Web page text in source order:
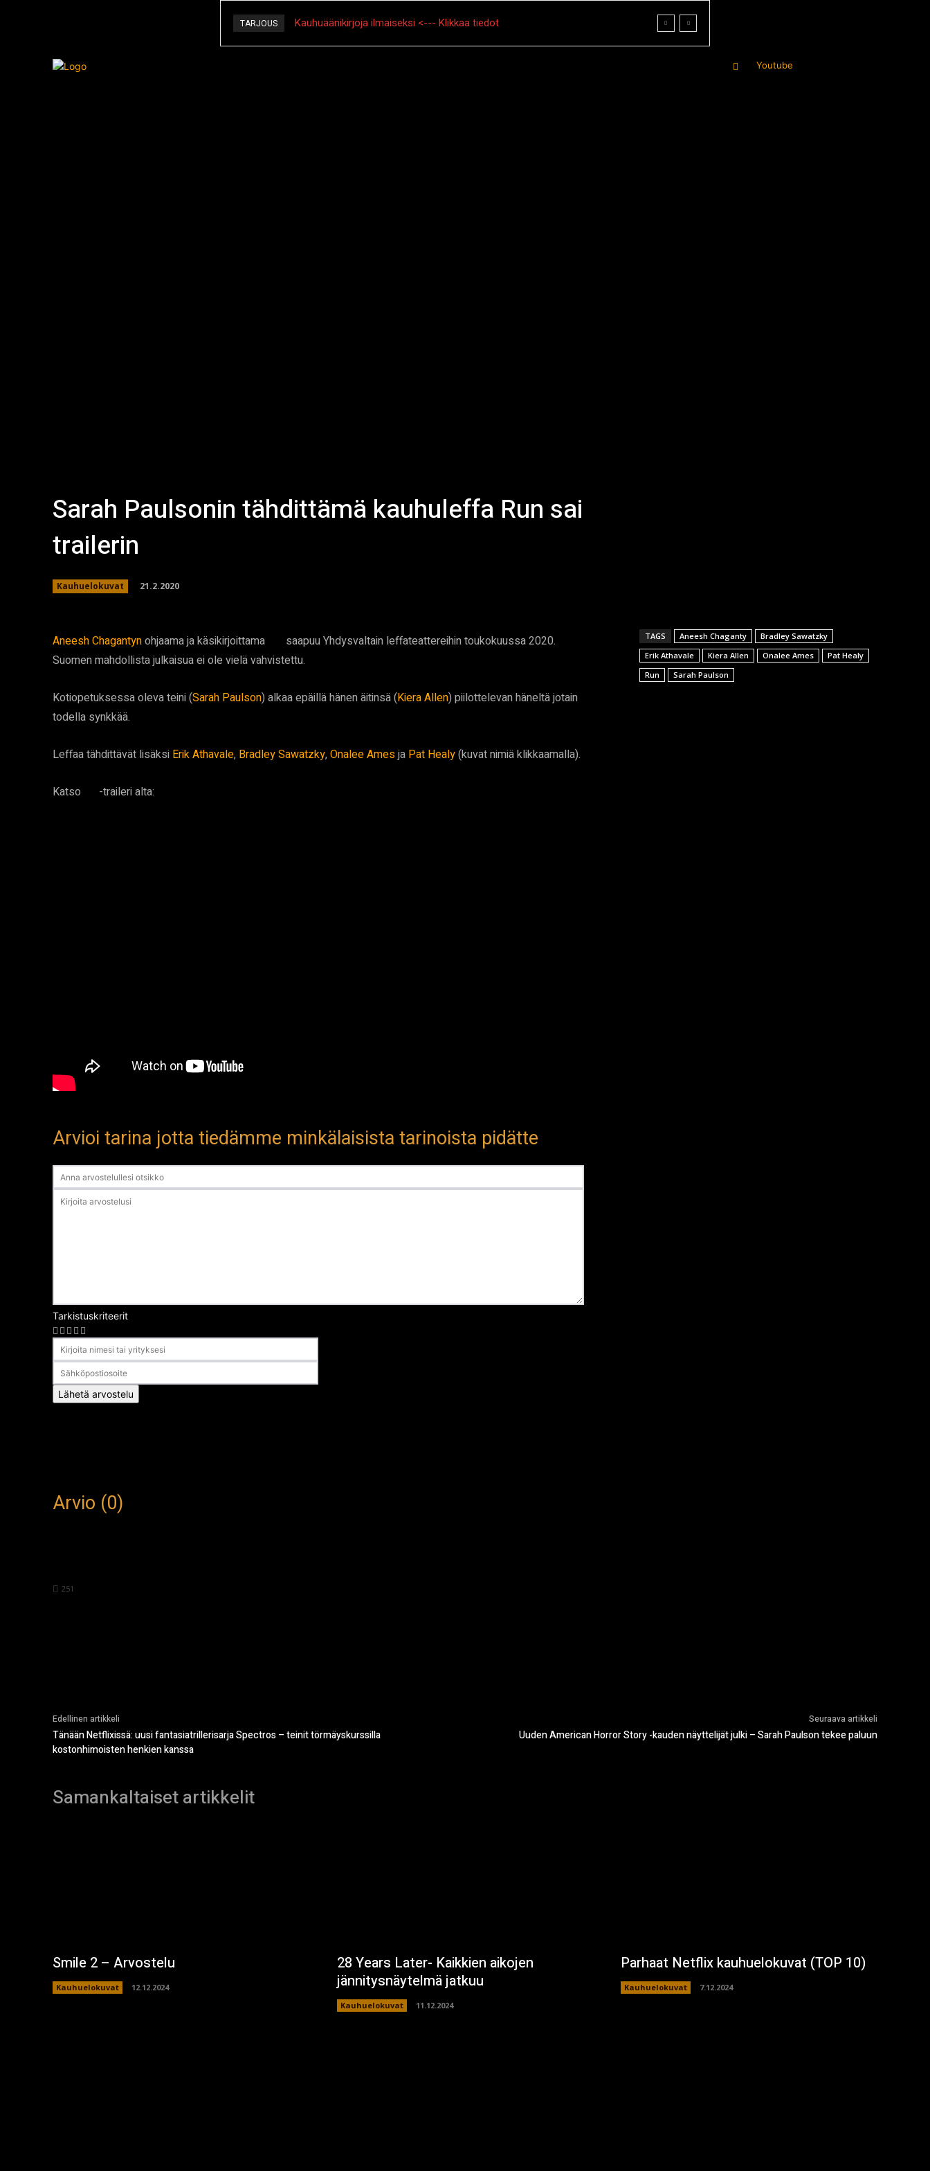
TARJOUS Kauhuäänikirjoja ilmaiseksi <--- Klikkaa tiedot
Youtube
Sarah Paulsonin tähdittämä kauhuleffa Run sai
trailerin
Kauhuelokuvat 21.2.2020
Aneesh Chagantynohjaama ja käsikirjoittama
saapuu Yhdysvaltain leffateattereihin toukokuussa 2020.
Suomen mahdollista julkaisua ei ole vielä vahvistettu.
Kotiopetuksessa oleva teini (Sarah Paulson) alkaa epäillä hänen äitinsä (Kiera Allen) piilottelevan häneltä jotain
todella synkkää.
Leffaa tähdittävät lisäksi Erik Athavale, Bradley Sawatzky,Onalee Amesja Pat Healy(kuvat nimiä klikkaamalla).
Katso -traileri alta:
Arvioi tarina jotta tiedämme minkälaisista tarinoista pidätte
Tarkistuskriteerit
Lähetä arvostelu
Arvio (0)
251
TAGS Aneesh Chaganty
Bradley Sawatzky
Erik Athavale
Kiera Allen Onalee Ames
Pat Healy
Run
Sarah Paulson
Edellinen artikkeli
Tänään Netflixissä: uusi fantasiatrillerisarja Spectros – teinit törmäyskurssilla
kostonhimoisten henkien kanssa
Seuraava artikkeli
Uuden American Horror Story -kauden näyttelijät julki – Sarah Paulson tekee paluun
Samankaltaiset artikkelit
Smile 2 – Arvostelu
Kauhuelokuvat 12.12.2024
28 Years Later- Kaikkien aikojen
jännitysnäytelmä jatkuu
Kauhuelokuvat 11.12.2024
Parhaat Netflix kauhuelokuvat (TOP 10)
Kauhuelokuvat 7.12.2024